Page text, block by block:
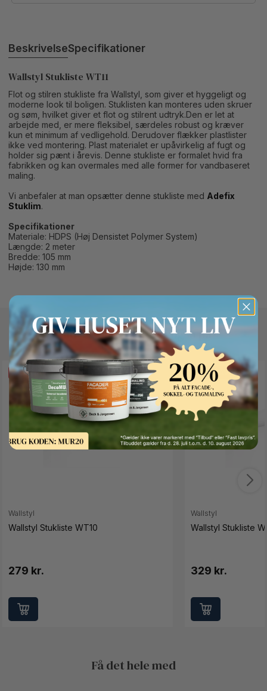
BeskrivelseSpecifikationer
Wallstyl Stukliste WT11
Flot og stilren stukliste fra Wallstyl, som giver et hyggeligt og
moderne look til boligen. Stuklisten kan monteres uden skruer
og søm, hvilket giver et flot og stilrent udtryk.Den er let at
arbejde med, er mere fleksibel, særdeles robust og kræver
kun et minimum af vedligehold. Derudover flækker plastlister
ikke ved montering. Plast materialet er upåvirkelig af fugt og
holder sig pænt i årevis. Denne stukliste er formalet hvid fra
fabrikken og kan overmales med alle former for vandbaseret
maling.
Vi anbefaler at man opsætter denne stukliste med Adefix
Stuklim.
Specifikationer
Materiale: HDPS (Høj Densistet Polymer System)
Længde: 2 meter
Bredde: 105 mm
Højde: 130 mm
Andre kunder kigger også på
FAST LAVPRIS
Wallstyl
Wallstyl Stukliste WT10
279 kr.
FAST LAVPRIS
Wallstyl
Wallstyl Stukliste
329 kr.
Få det hele med
Button Text